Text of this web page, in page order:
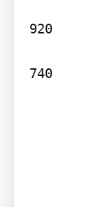
920
740